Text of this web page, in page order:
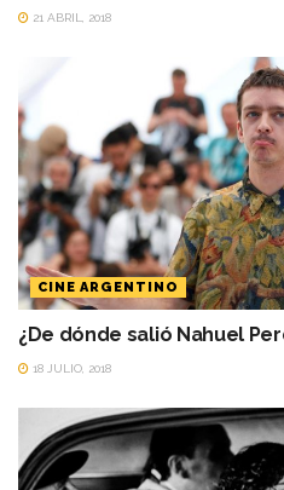
21 ABRIL, 2018
CINE ARGENTINO
¿De dónde salió Nahuel
18 JULIO, 2018